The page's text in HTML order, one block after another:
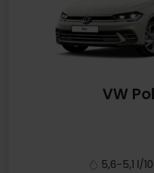
VW
5,6-5,1 l/